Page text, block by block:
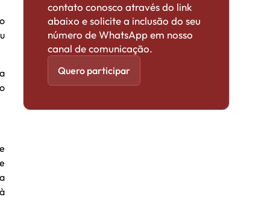
contato conosco através do link
abaixo e solicite a inclusão do seu
número de WhatsApp em nosso
canal de comunicação.
Quero participar